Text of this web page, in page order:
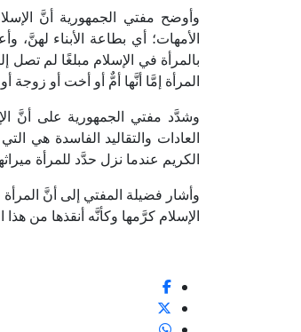
وأوضح مفتي الجمهورية أنَّ
الأمهات؛ أي بطاعة الأبناء لهنَّ،
بالمرأة في الإسلام مبلغًا لم تصل
المرأة إمَّا أنَّها أمٌّ أو أخت أو زوجة
وشدَّد مفتي الجمهورية على أنَّ
العادات والتقاليد الفاسدة هي
الكريم عندما نزل حدَّد للمرأة
وأشار فضيلة المفتي إلى أنَّ
الإسلام كرَّمها وكأنَّه أنقذها من